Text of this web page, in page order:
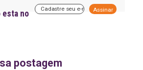
esta no
postagem